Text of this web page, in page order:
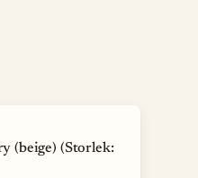
(beige) (Storlek: